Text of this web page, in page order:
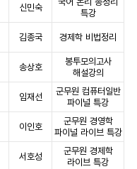
신민숙
특강
김종국 경제학 비법정리
송상호
봉투모의고사
해설강의
임재선
군무원 컴퓨터일반
파이널 특강
이인호
군무원 경영학
파이널 라이브 특강
서호성
군무원 경제학
라이브 특강